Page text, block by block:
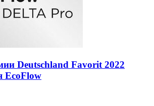
Deutschland Favorit 2022
EcoFlow